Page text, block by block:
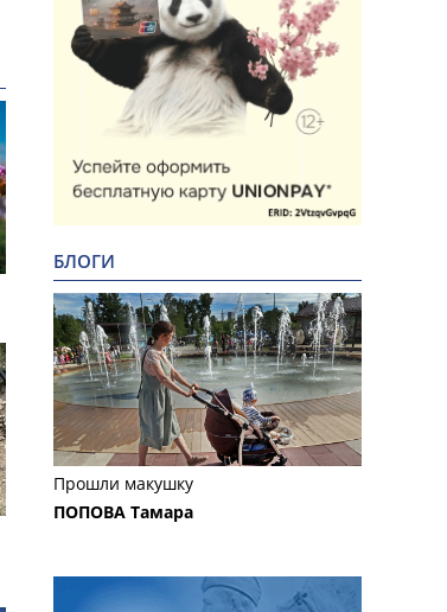
БЛОГИ
Прошли макушку
ПОПОВА Тамара